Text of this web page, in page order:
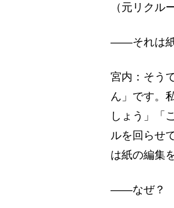
（元リクル
――それは紙
宮内：そう
ん」です。
しょう」「
ルを回らせ
は紙の編集
――なぜ？